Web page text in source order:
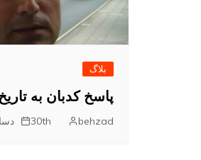
بلاگ
پاسخ کدبان به
behzad 30th دسامبر 2022